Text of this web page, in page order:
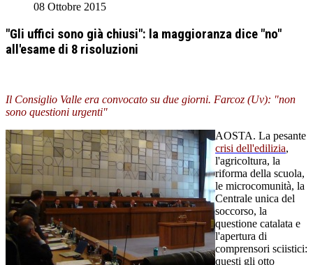
08 Ottobre 2015
"Gli uffici sono già chiusi": la maggioranza dice "no"
all'esame di 8 risoluzioni
Il Consiglio Valle era convocato su due giorni. Farcoz (Uv): "non
sono questioni urgenti"
AOSTA. La pesante
crisi dell'edilizia,
l'agricoltura, la
riforma della scuola,
le microcomunità, la
Centrale unica del
soccorso, la
questione catalata e
l'apertura di
comprensori sciistici:
questi gli otto